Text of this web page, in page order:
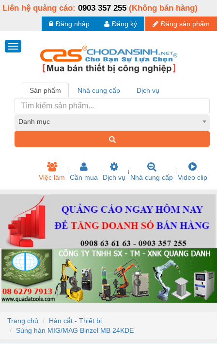
Liên hệ quảng cáo: 0903 357 255 (Không bán hàng)
Đăng sản phẩm
Đăng ký
Đăng nhập
Sản phẩm Nhà cung cấp Dịch vụ
Danh mục
Việc làm Cần mua Dịch vụ Nhà cung cấp Video clip
Trang chủ
Hàn cắt - Thiết bị
Súng hàn MIG/MAG Binzel MB 24KDE